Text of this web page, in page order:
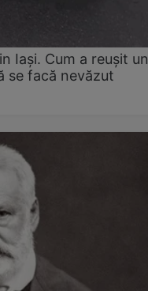
Iași. Cum a reușit un
se facă nevăzut